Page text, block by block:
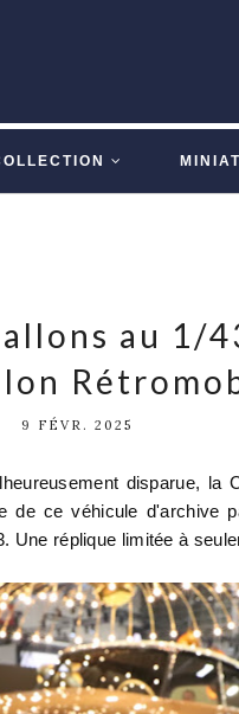
au 1/
9 FÉVR. 2025
disparue, la
de ce véhicule d'archive
Une réplique limitée à